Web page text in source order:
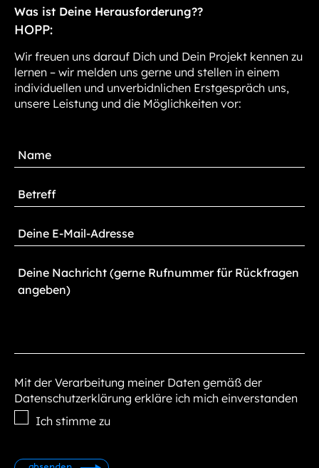
Was ist Deine Herausforderung??
HOPP:
Wir freuen uns darauf Dich und Dein Projekt kennen zu
lernen – wir melden uns gerne und stellen in einem
individuellen und unverbidnlichen Erstgespräch uns,
unsere Leistung und die Möglichkeiten vor:
Mit der Verarbeitung meiner Daten gemäß der
Datenschutzerklärung erkläre ich mich einverstanden
Ich stimme zu